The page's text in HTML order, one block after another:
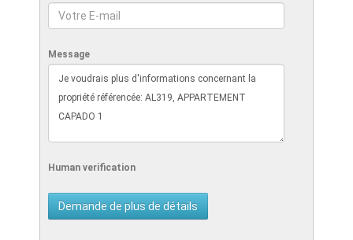
Message
Human verification